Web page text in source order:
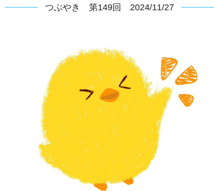
つぶやき 第149回 2024/11/27